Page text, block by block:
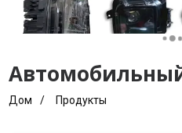
Дом Продукты